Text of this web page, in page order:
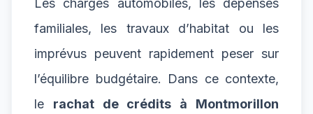
Les charges automobiles, les dépenses
familiales, les travaux d’habitat ou les
imprévus peuvent rapidement peser sur
l’équilibre budgétaire. Dans ce contexte,
le rachat de crédits à Montmorillon